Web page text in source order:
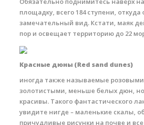
площадку, всего 184 ступени, откуда
замечательный вид. Кстати, маяк
пор и освещает территорию до 22
Красные дюны (Red sand dunes)
иногда также называемые
золотистыми, меньше белых дюн,
красивы. Такого фантастического
увидите нигде – маленькие скалы,
причудливые рисунки на почве и все